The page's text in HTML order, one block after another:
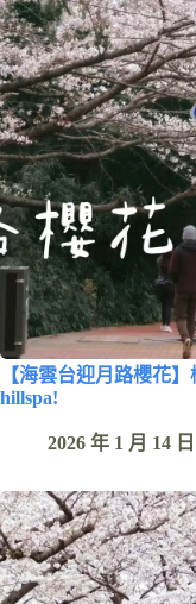
【海雲台迎月路櫻花
hillspa!
2026 年 1 月 14 日